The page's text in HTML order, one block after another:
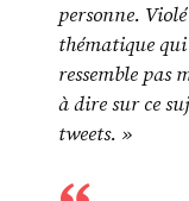
personne.
thématique qui
ressemble pas
à dire sur ce
tweets. »